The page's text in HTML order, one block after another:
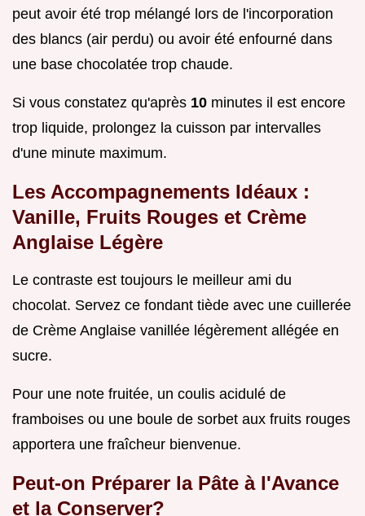
peut avoir été trop mélangé lors de l'incorporation
des blancs (air perdu) ou avoir été enfourné dans
une base chocolatée trop chaude.
Si vous constatez qu'après 10 minutes il est encore
trop liquide, prolongez la cuisson par intervalles
d'une minute maximum.
Les Accompagnements Idéaux :
Vanille, Fruits Rouges et Crème
Anglaise Légère
Le contraste est toujours le meilleur ami du
chocolat. Servez ce fondant tiède avec une cuillerée
de Crème Anglaise vanillée légèrement allégée en
sucre.
Pour une note fruitée, un coulis acidulé de
framboises ou une boule de sorbet aux fruits rouges
apportera une fraîcheur bienvenue.
Peut-on Préparer la Pâte à l'Avance
et la Conserver?